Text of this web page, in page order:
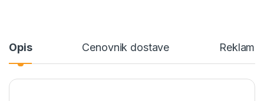
Opis Cenovnik dostave